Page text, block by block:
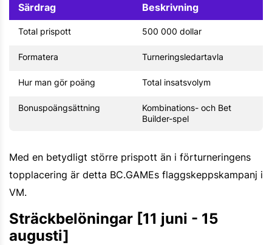
Särdrag Beskrivning
Total prispott 500 000 dollar
Formatera Turneringsledartavla
Hur man gör poäng Total insatsvolym
Bonuspoängsättning
Kombinations- och Bet
Builder-spel
Med en betydligt större prispott än i förturneringens
topplacering är detta BC.GAMEs flaggskeppskampanj i
VM.
Sträckbelöningar [11 juni - 15
augusti]